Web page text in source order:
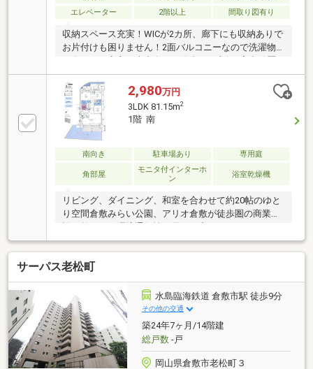
487m・倉敷老松郵便局まで 約476ｍ
エレベーター
2階以上 間取り図有り
収納スペース充実！WICが2カ所、廊下にも収納ありで
お片付けも困りません！2面バルコニーなので洗濯物
に使用されています(*´▽｀*)ペット飼育可！大切なペ
ットと一緒にお過ごしいただけ倉敷駅まで徒歩9分の
好立地！スーパーやコンビニなど周辺施設も充実して
いてとても暮らしやすい環境です♪・老松小学校まで
924ｍ 徒歩12分・西中学校まで549ｍ 徒歩7分・ハ
ピーズ アリオ倉敷店まで728ｍ 徒歩9分・セブンイレ
ブン倉敷老松3丁目店まで489ｍ 徒歩6分・倉敷平成
病院まで949ｍ 徒歩12分・倉敷老松郵便局まで478
ｍ 徒歩6分
2,980万円
3LDK 81.15m2
1階 南
南向き 駐車場あり 専用庭
角部屋
モニタ付インターホ
ン
浴室乾燥機
リビング、ダイニング、和室を合わせて約20帖のゆと
り空間倉敷みらい公園、アリオ倉敷が徒歩圏の商業施
サーパス老松町
水島臨海鉄道 倉敷市駅 徒歩9分
その他の交通
築24年7ヶ月/14階建
総戸数-戸
岡山県倉敷市老松町３